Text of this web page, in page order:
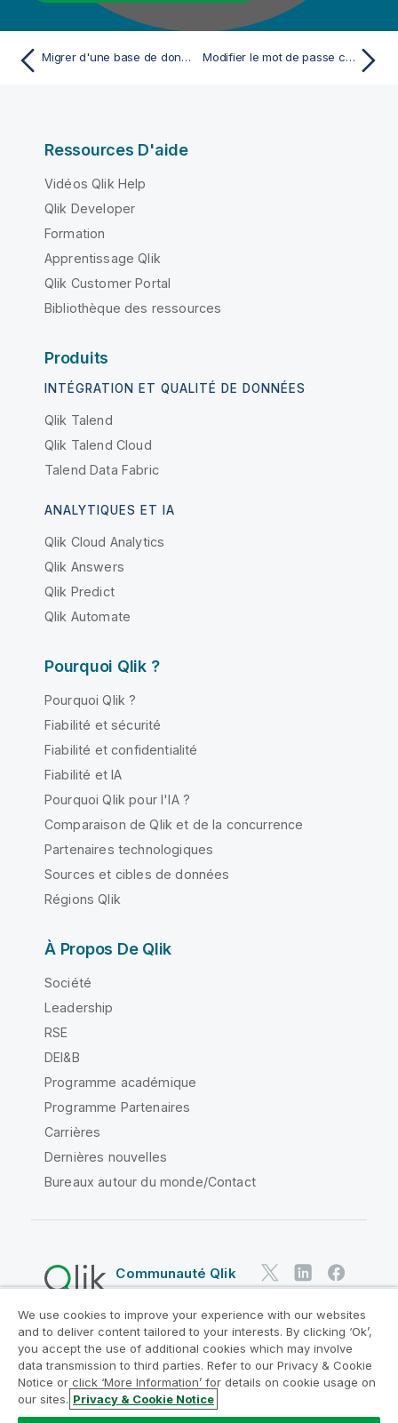
Migrer d'une base de données X à une base de données Y en ligne de commandes Modifier le mot de passe crypté du compte par défaut
Ressources D'aide
Vidéos Qlik Help
Qlik Developer
Formation
Apprentissage Qlik
Qlik Customer Portal
Bibliothèque des ressources
Produits
INTÉGRATION ET QUALITÉ DE DONNÉES
Qlik Talend
Qlik Talend Cloud
Talend Data Fabric
ANALYTIQUES ET IA
Qlik Cloud Analytics
Qlik Answers
Qlik Predict
Qlik Automate
Pourquoi Qlik ?
Pourquoi Qlik ?
Fiabilité et sécurité
Fiabilité et confidentialité
Fiabilité et IA
Pourquoi Qlik pour l'IA ?
Comparaison de Qlik et de la concurrence
Partenaires technologiques
Sources et cibles de données
Régions Qlik
À Propos De Qlik
Société
Leadership
RSE
DEI&B
Programme académique
Programme Partenaires
Carrières
Dernières nouvelles
Bureaux autour du monde/Contact
Communauté Qlik
Contrats juridiques
Conditions d'utilisation des produits
Legal Policies
Conditions légales
Conditions d'utilisation
Marques
Do Not Share My Info
We use cookies to improve your experience with our websites
and to deliver content tailored to your interests. By clicking ‘Ok’,
you accept the use of additional cookies which may involve
data transmission to third parties. Refer to our Privacy & Cookie
Notice or click ‘More Information’ for details on cookie usage on
our sites. Privacy & Cookie Notice